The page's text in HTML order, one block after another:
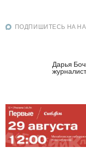
ПОДПИШИТЕСЬ НА
Дарья
журналист